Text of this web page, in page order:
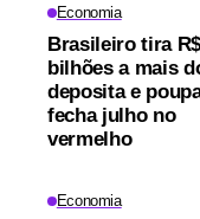
Economia
Brasileiro tira
bilhões a mais
deposita e
fecha julho no
vermelho
Economia